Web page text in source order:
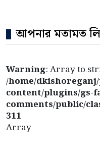
আপনার মতামত
Warning: Array to
/home/
content/plugins/gs-
comments/public/
311
Array